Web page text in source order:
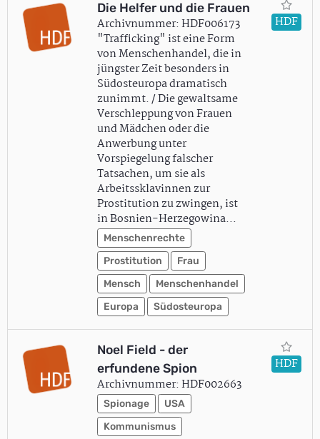
Die Helfer und die Frauen
Archivnummer: HDF006173
"Trafficking" ist eine Form
von Menschenhandel, die in
jüngster Zeit besonders in
Südosteuropa dramatisch
zunimmt. / Die gewaltsame
Verschleppung von Frauen
und Mädchen oder die
Anwerbung unter
Vorspiegelung falscher
Tatsachen, um sie als
Arbeitssklavinnen zur
Prostitution zu zwingen, ist
in Bosnien-Herzegowina…
Menschenrechte
Prostitution
Frau
Mensch
Menschenhandel
Europa
Südosteuropa
HDF
Noel Field - der
erfundene Spion
Archivnummer: HDF002663
Spionage
USA
Kommunismus
HDF